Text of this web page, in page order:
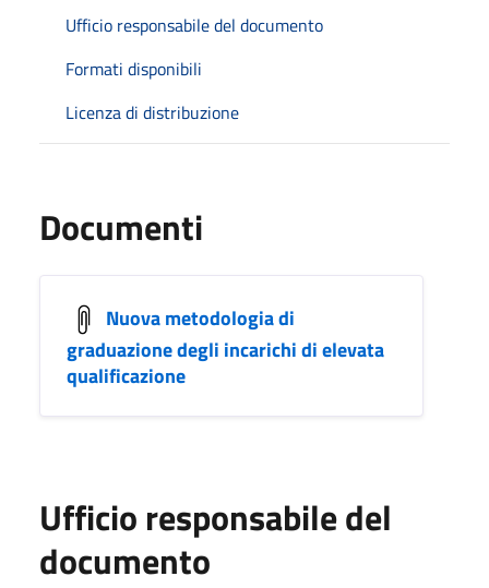
Ufficio responsabile del documento
Formati disponibili
Licenza di distribuzione
Documenti
Nuova metodologia di
graduazione degli incarichi di elevata
qualificazione
Ufficio responsabile del
documento